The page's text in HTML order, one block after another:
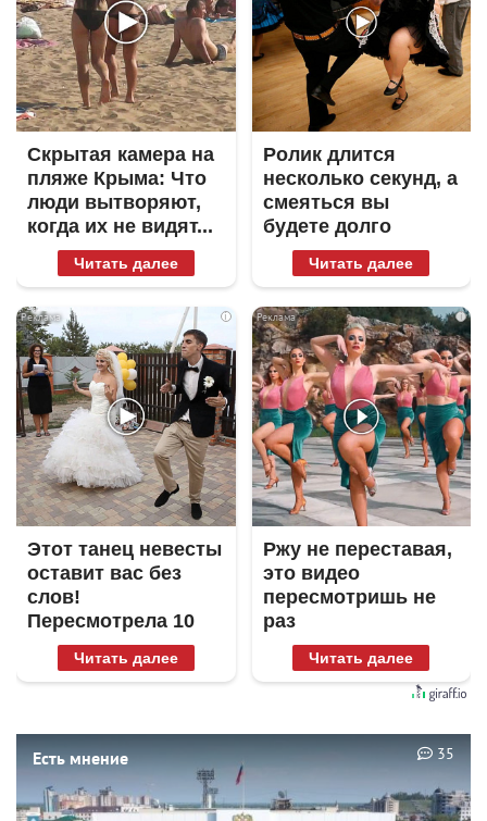
Скрытая камера на
пляже Крыма: Что
люди вытворяют,
когда их не видят...
Читать далее
Ролик длится
несколько секунд, а
смеяться вы
будете долго
Читать далее
i
Этот танец невесты
оставит вас без
слов!
Пересмотрела 10
раз
Читать далее
i
Ржу не переставая,
это видео
пересмотришь не
раз
Читать далее
Есть мнение 35